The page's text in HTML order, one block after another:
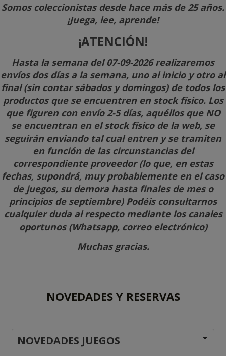
Somos coleccionistas desde hace más de 25 años.
¡Juega, lee, aprende!
¡ATENCIÓN!
Hasta la semana del 07-09-2026 realizaremos
envíos dos días a la semana, uno al inicio y otro al
final (sin contar sábados y domingos) de todos los
productos que se encuentren en stock físico. Los
que figuren con envío 2-5 días, aquéllos que NO
se encuentran en el stock físico de la web, se
seguirán enviando tal cual entren y se tramiten
en función de las circunstancias del
correspondiente proveedor (lo que, en estas
fechas, supondrá, muy probablemente en el caso
de juegos, su demora hasta finales de mes o
principios de septiembre) Podéis consultarnos
cualquier duda al respecto mediante los canales
oportunos (Whatsapp, correo electrónico)
Muchas gracias.
NOVEDADES Y RESERVAS
NOVEDADES JUEGOS